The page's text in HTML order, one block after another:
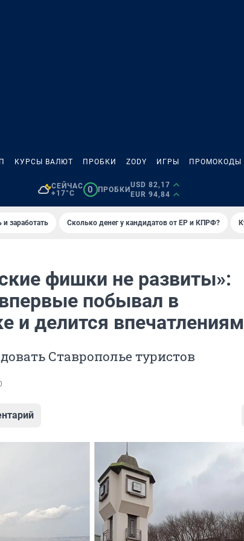
КУРСЫ ВАЛЮТ ПРОБКИ ZODY ИГРЫ ПРОМОКОДЫ
СЕЙЧАС
+17°C
0 ПРОБКИ
USD 82,17
EUR 94,84
и заработать Сколько денег у кандидатов от ЕР и КПРФ?
фишки не развиты»:
побывал в
и делится
Ставрополье туристов